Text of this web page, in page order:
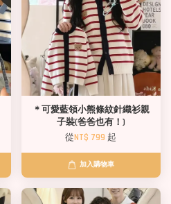
＊可愛藍領小熊條紋針織衫親
子裝(爸爸也有！)
從NT$ 799起
加入購物車